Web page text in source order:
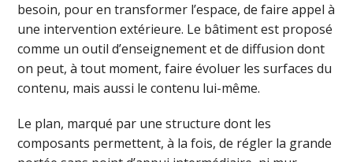
besoin, pour en transformer l’espace, de faire appel à
une intervention extérieure. Le bâtiment est proposé
comme un outil d’enseignement et de diffusion dont
on peut, à tout moment, faire évoluer les surfaces du
contenu, mais aussi le contenu lui-même.
Le plan, marqué par une structure dont les
composants permettent, à la fois, de régler la grande